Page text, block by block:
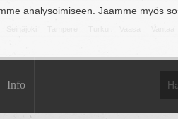
analysoimiseen. Jaamme myös
Info